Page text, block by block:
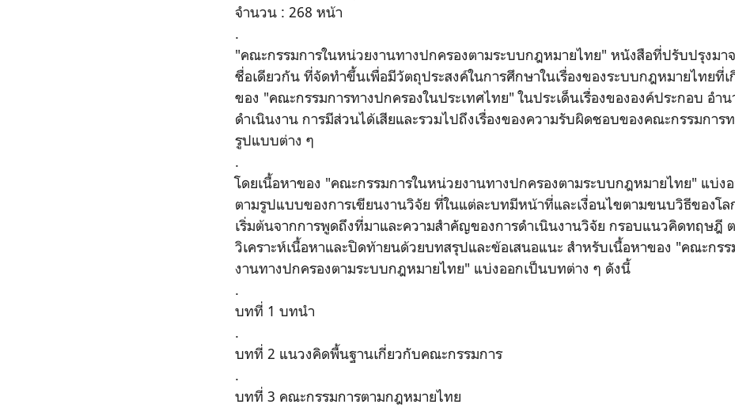
จำนวน : 268 หน้า
.
"คณะกรรมการในหน่วยงานทางปกครองตามระบบกฎหมายไทย" หนังสือที่ปรับปรุงมา
ชื่อเดียวกัน ที่จัดทำขึ้นเพื่อมีวัตถุประสงค์ในการศึกษาในเรื่องของระบบกฎหมายไทยที่เ
ของ "คณะกรรมการทางปกครองในประเทศไทย" ในประเด็นเรื่องขององค์ประกอบ อำ
ดำเนินงาน การมีส่วนได้เสียและรวมไปถึงเรื่องของความรับผิดชอบของคณะกรรมการ
รูปแบบต่าง ๆ
.
โดยเนื้อหาของ "คณะกรรมการในหน่วยงานทางปกครองตามระบบกฎหมายไทย" แบ่ง
ตามรูปแบบของการเขียนงานวิจัย ที่ในแต่ละบทมีหน้าที่และเงื่อนไขตามขนบวิธีของโล
เริ่มต้นจากการพูดถึงที่มาและความสำคัญของการดำเนินงานวิจัย กรอบแนวคิดทฤษฎี
วิเคราะห์เนื้อหาและปิดท้ายนด้วยบทสรุปและข้อเสนอแนะ สำหรับเนื้อหาของ "คณะกร
งานทางปกครองตามระบบกฎหมายไทย" แบ่งออกเป็นบทต่าง ๆ ดังนี้
.
บทที่ 1 บทนำ
.
บทที่ 2 แนวงคิดพื้นฐานเกี่ยวกับคณะกรรมการ
.
บทที่ 3 คณะกรรมการตามกฎหมายไทย